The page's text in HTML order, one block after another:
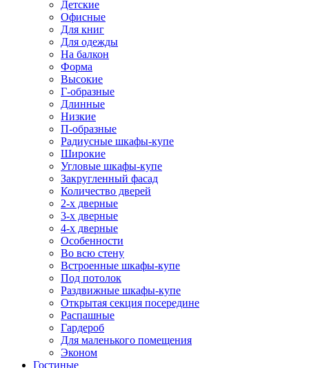
Детские
Офисные
Для книг
Для одежды
На балкон
Форма
Высокие
Г-образные
Длинные
Низкие
П-образные
Радиусные шкафы-купе
Широкие
Угловые шкафы-купе
Закругленный фасад
Количество дверей
2-х дверные
3-х дверные
4-х дверные
Особенности
Во всю стену
Встроенные шкафы-купе
Под потолок
Раздвижные шкафы-купе
Открытая секция посередине
Распашные
Гардероб
Для маленького помещения
Эконом
Гостиные